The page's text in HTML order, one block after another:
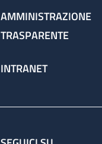
AMMINISTRAZIONE
TRASPARENTE
INTRANET